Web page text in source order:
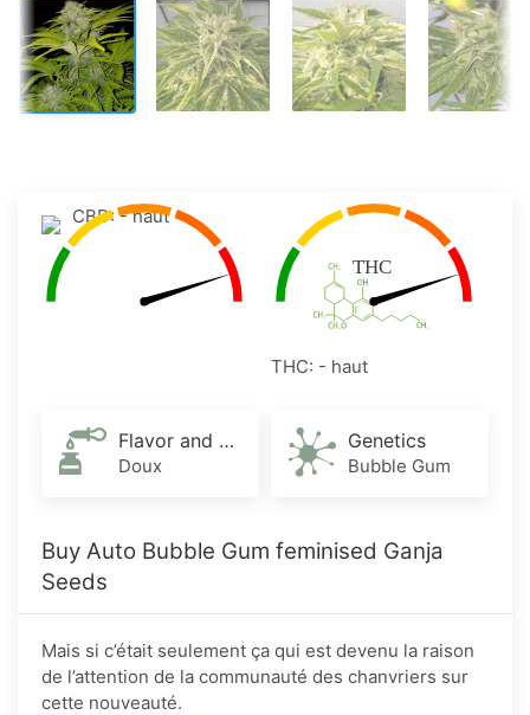
CBD: - haut
THC: - haut
Flavor and Aroma
Doux
Genetics
Bubble Gum
Buy Auto Bubble Gum feminised Ganja
Seeds
Mais si c’était seulement ça qui est devenu la raison
de l’attention de la communauté des chanvriers sur
cette nouveauté.